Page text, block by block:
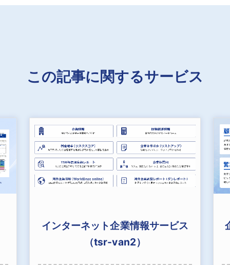
この記事に関するサービス
インターネット企業情報サービス
（tsr-van2）